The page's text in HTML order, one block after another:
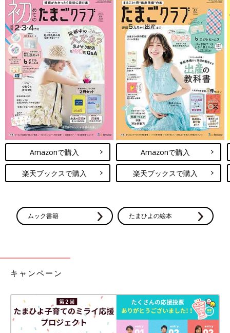
出典：Instagramアカウント「kikikajiri2」
クッキーサンドのアイスはいろいろなものが売られていますが、
この商品はセブンイレブンオリジナルの「バニラ香るクッキーサ
ンド」。ちょうどよい大きさなので、最後まで飽きずにペロリと
食べられるそうですよ。バニラアイスがあっさりめで食べやすい
んだそうです。160円とお手頃価格なのも嬉しいですよね。
妊娠したら体重管理が気になる！ 甘い
もの、食べるならどっち!？ 菓子パン・
多いはず。どうせ食べるなら、少しでも体重管
理にいいものを…と思うのが妊婦ゴコロという
もの。 管理栄養士さんによると「カロリーだけ
いアイスを楽しんでみて！
（文：かな江）
※記事内容でご紹介している投稿、リンク先は、削除される場合
があります。あらかじめご了承ください。
Amazonで購入
楽天ブックスで購入
Amazonで購入
楽天ブックスで購入
ムック書籍 たまひよの絵本
キャンペーン